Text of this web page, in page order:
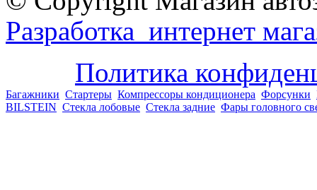
Разработка интернет
Политика
Багажники Стартеры Компрессоры кондиционера Форсунки
BILSTEIN Стекла лобовые Стекла задние Фары головного